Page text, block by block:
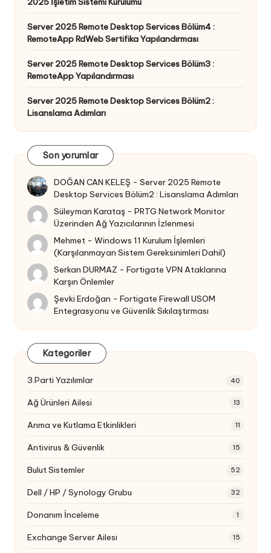
Server 2025 Remote Desktop Services Bölüm4 :
RemoteApp RdWeb Sertifika Yapılandırması
Server 2025 Remote Desktop Services Bölüm3 :
RemoteApp Yapılandırması
Server 2025 Remote Desktop Services Bölüm2 :
Lisanslama Adımları
Son yorumlar
DOĞAN CAN KELEŞ -Server 2025 Remote
Desktop Services Bölüm2 : Lisanslama Adımları
Süleyman Karataş -PRTG Network Monitor
Üzerinden Ağ Yazıcılarının İzlenmesi
Mehmet -Windows 11 Kurulum İşlemleri
(Karşılanmayan Sistem Gereksinimleri Dahil)
Serkan DURMAZ -Fortigate VPN Ataklarına
Karşın Önlemler
Şevki Erdoğan -Fortigate Firewall USOM
Entegrasyonu ve Güvenlik Sıkılaştırması
Kategoriler
3.Parti Yazılımlar 40
Ağ Ürünleri Ailesi 13
Anma ve Kutlama Etkinlikleri 11
Antivirus & Güvenlik 15
Bulut Sistemler 52
Dell / HP / Synology Grubu 32
Donanım İnceleme 1
Exchange Server Ailesi 15